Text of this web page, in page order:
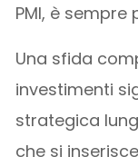
PMI, è sempre
Una sfida
investimenti
strategica
che si